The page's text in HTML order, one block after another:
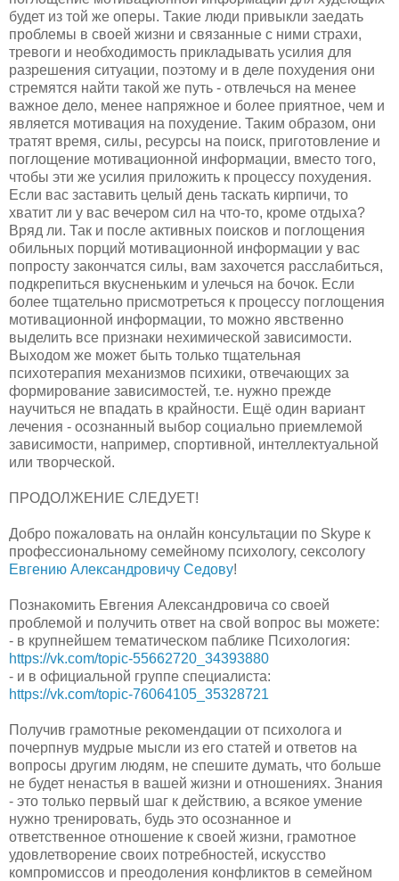
будет из той же оперы. Такие люди привыкли заедать
проблемы в своей жизни и связанные с ними страхи,
тревоги и необходимость прикладывать усилия для
разрешения ситуации, поэтому и в деле похудения они
стремятся найти такой же путь - отвлечься на менее
важное дело, менее напряжное и более приятное, чем и
является мотивация на похудение. Таким образом, они
тратят время, силы, ресурсы на поиск, приготовление и
поглощение мотивационной информации, вместо того,
чтобы эти же усилия приложить к процессу похудения.
Если вас заставить целый день таскать кирпичи, то
хватит ли у вас вечером сил на что-то, кроме отдыха?
Вряд ли. Так и после активных поисков и поглощения
обильных порций мотивационной информации у вас
попросту закончатся силы, вам захочется расслабиться,
подкрепиться вкусненьким и улечься на бочок. Если
более тщательно присмотреться к процессу поглощения
мотивационной информации, то можно явственно
выделить все признаки нехимической зависимости.
Выходом же может быть только тщательная
психотерапия механизмов психики, отвечающих за
формирование зависимостей, т.е. нужно прежде
научиться не впадать в крайности. Ещё один вариант
лечения - осознанный выбор социально приемлемой
зависимости, например, спортивной, интеллектуальной
или творческой.
ПРОДОЛЖЕНИЕ СЛЕДУЕТ!
Добро пожаловать на онлайн консультации по Skype к
профессиональному семейному психологу, сексологу
Евгению Александровичу Седову!
Познакомить Евгения Александровича со своей
проблемой и получить ответ на свой вопрос вы можете:
- в крупнейшем тематическом паблике Психология:
https://vk.com/topic-55662720_34393880
- и в официальной группе специалиста:
https://vk.com/topic-76064105_35328721
Получив грамотные рекомендации от психолога и
почерпнув мудрые мысли из его статей и ответов на
вопросы другим людям, не спешите думать, что больше
не будет ненастья в вашей жизни и отношениях. Знания
- это только первый шаг к действию, а всякое умение
нужно тренировать, будь это осознанное и
ответственное отношение к своей жизни, грамотное
удовлетворение своих потребностей, искусство
компромиссов и преодоления конфликтов в семейном